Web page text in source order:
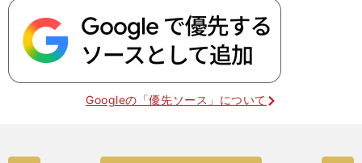
Googleの「優先ソース」について